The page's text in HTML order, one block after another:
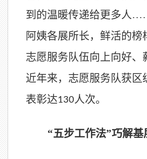
到的温暖传递给更多人
阿姨各展所长，鲜活的榜
志愿服务队伍向上向好、
近年来，志愿服务队获区
表彰达130人次。
“五步工作法”巧解基